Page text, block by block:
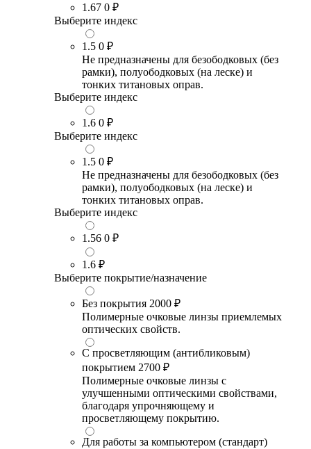
1.67 0 ₽
Выберите индекс
1.5 0 ₽
Не предназначены для безободковых (без
рамки), полуободковых (на леске) и
тонких титановых оправ.
Выберите индекс
1.6 0 ₽
Выберите индекс
1.5 0 ₽
Не предназначены для безободковых (без
рамки), полуободковых (на леске) и
тонких титановых оправ.
Выберите индекс
1.56 0 ₽
1.6 ₽
Выберите покрытие/назначение
Без покрытия 2000 ₽
Полимерные очковые линзы приемлемых
оптических свойств.
С просветляющим (антибликовым)
покрытием 2700 ₽
Полимерные очковые линзы с
улучшенными оптическими свойствами,
благодаря упрочняющему и
просветляющему покрытию.
Для работы за компьютером (стандарт)